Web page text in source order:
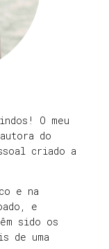
O meu
do
criado a
e na
e
sido os
de uma